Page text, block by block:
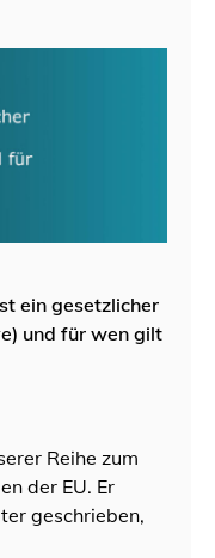
ein gesetzlicher
und für wen gilt
Reihe zum
der EU. Er
geschrieben,